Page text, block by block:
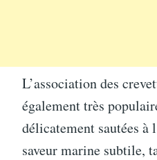
L’association des
également très
délicatement sautées à
saveur marine subtile,